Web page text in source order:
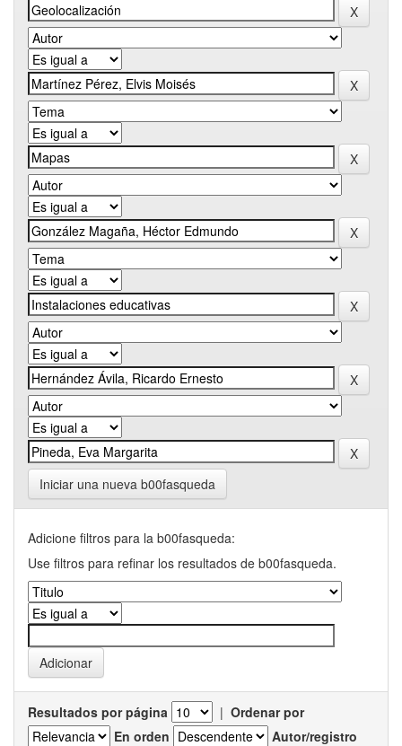
Iniciar una nueva b00fasqueda
Adicione filtros para la b00fasqueda:
Use filtros para refinar los resultados de b00fasqueda.
Resultados por página | Ordenar por
En orden
Autor/registro